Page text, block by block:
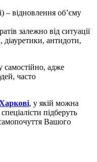
– відновлення об’єму
залежно від ситуації
діауретики, антидоти,
адже
часто
, у якій можна
підберуть
Вашого